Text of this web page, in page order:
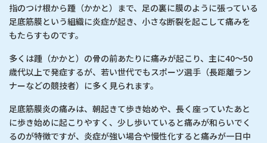
指のつけ根から踵（かかと）まで、足の裏に膜のように張っている
足底筋膜という組織に炎症が起き、小さな断裂を起こして痛みを
もたらすものです。
多くは踵（かかと）の骨の前あたりに痛みが起こり、主に40～50
歳代以上で発症するが、若い世代でもスポーツ選手（長距離ラン
ナーなどの競技者）に多く見られます。
足底筋膜炎の痛みは、朝起きて歩き始めや、長く座っていたあと
に歩き始めに起こりやすく、少し歩いていると痛みが和らいでく
るのが特徴ですが、炎症が強い場合や慢性化すると痛みが一日中